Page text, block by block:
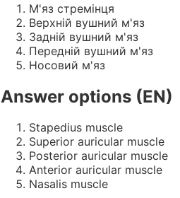
М'яз стремінця
Верхній вушний м'яз
Задній вушний м'яз
Передній вушний м'яз
Носовий м'яз
Answer options (EN)
Stapedius muscle
Superior auricular muscle
Posterior auricular muscle
Anterior auricular muscle
Nasalis muscle